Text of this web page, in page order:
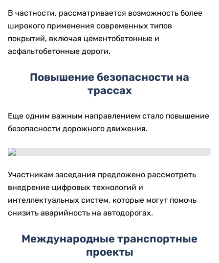
В частности, рассматривается возможность более
широкого применения современных типов
покрытий, включая цементобетонные и
асфальтобетонные дороги.
Повышение безопасности на
трассах
Еще одним важным направлением стало повышение
безопасности дорожного движения.
Участникам заседания предложено рассмотреть
внедрение цифровых технологий и
интеллектуальных систем, которые могут помочь
снизить аварийность на автодорогах.
Международные транспортные
проекты